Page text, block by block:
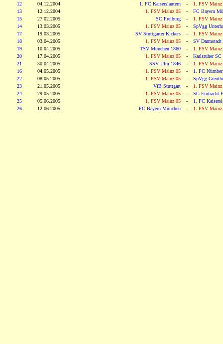
12
04.12.2004 1. FC Kaiserslautern -
1. FSV Mainz
13
12.12.2004 1. FSV Mainz 05 -
FC Bayern
15
27.02.2005 SC Freiburg -
1. FSV Mainz
14
13.03.2005 1. FSV Mainz 05 -
SpVgg
17
19.03.2005 SV Stuttgarter Kickers -
1. FSV Mainz
18
03.04.2005 1. FSV Mainz 05 -
SV Darmstadt
19
10.04.2005 TSV München 1860 -
1. FSV Mainz
20
17.04.2005 1. FSV Mainz 05 -
Karlsruher SC
21
30.04.2005 SSV Ulm 1846 -
1. FSV Mainz
16
04.05.2005 1. FSV Mainz 05 -
1. FC
22
08.05.2005 1. FSV Mainz 05 -
SpVgg
23
21.05.2005 VfB Stuttgart -
1. FSV Mainz
24
29.05.2005 1. FSV Mainz 05 -
SG Eintracht
25
05.06.2005 1. FSV Mainz 05 -
1. FC
26
12.06.2005 FC Bayern München - 1. FSV Mainz